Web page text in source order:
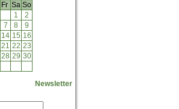
Fr Sa So
1
2
7 8
9
14 15 16
21 22 23
28 29 30
Newsletter